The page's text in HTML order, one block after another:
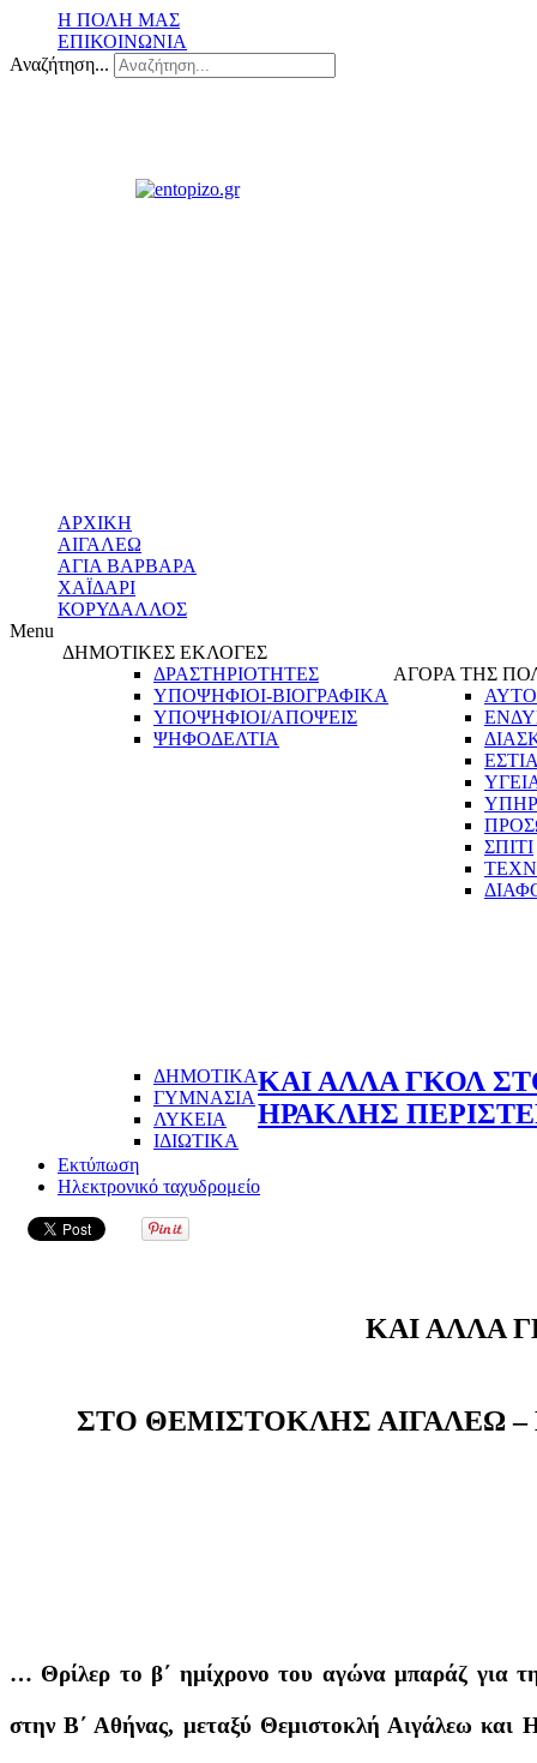
Η ΠΟΛΗ ΜΑΣ
ΕΠΙΚΟΙΝΩΝΙΑ
Αναζήτηση...
ΑΡΧΙΚΗ
ΑΙΓΑΛΕΩ
ΑΓΙΑ ΒΑΡΒΑΡΑ
ΧΑΪΔΑΡΙ
ΚΟΡΥΔΑΛΛΟΣ
Menu
ΔΗΜΟΤΙΚΕΣ ΕΚΛΟΓΕΣ
ΔΡΑΣΤΗΡΙΟΤΗΤΕΣ
ΥΠΟΨΗΦΙΟΙ-ΒΙΟΓΡΑΦΙΚΑ
ΥΠΟΨΗΦΙΟΙ/ΑΠΟΨΕΙΣ
ΨΗΦΟΔΕΛΤΙΑ
ΑΓΟΡΑ ΤΗΣ
ΣΠΙΤΙ
ΔΗΜΟΤΙΚΑ
ΓΥΜΝΑΣΙΑ
ΛΥΚΕΙΑ
ΙΔΙΩΤΙΚΑ
ΚΑΙ ΑΛΛΑ ΓΚΟΛ
ΗΡΑΚΛΗΣ
Εκτύπωση
Ηλεκτρονικό ταχυδρομείο
ΚΑΙ ΑΛΛΑ
ΣΤΟ ΘΕΜΙΣΤΟΚΛΗΣ ΑΙΓΑΛΕΩ –
… Θρίλερ το β΄ ημίχρονο του αγώνα μπαράζ για
στην Β΄ Αθήνας, μεταξύ Θεμιστοκλή Αιγάλεω και